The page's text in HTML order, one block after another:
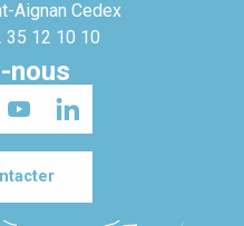
Aignan Cedex
35 12 10 10
nous